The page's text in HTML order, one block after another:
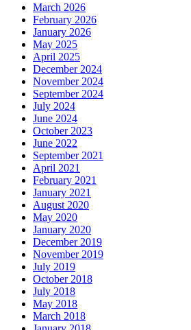
March 2026
February 2026
January 2026
May 2025
April 2025
December 2024
November 2024
September 2024
July 2024
June 2024
October 2023
June 2022
September 2021
April 2021
February 2021
January 2021
August 2020
May 2020
January 2020
December 2019
November 2019
July 2019
October 2018
July 2018
May 2018
March 2018